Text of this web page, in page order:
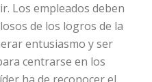
Los empleados deben
de los logros de la
entusiasmo y ser
centrarse en los